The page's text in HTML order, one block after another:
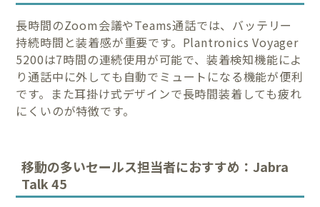
長時間のZoom会議やTeams通話では、バッテリー
持続時間と装着感が重要です。Plantronics Voyager
5200は7時間の連続使用が可能で、装着検知機能によ
り通話中に外しても自動でミュートになる機能が便利
です。また耳掛け式デザインで長時間装着しても疲れ
にくいのが特徴です。
移動の多いセールス担当者におすすめ：Jabra
Talk 45